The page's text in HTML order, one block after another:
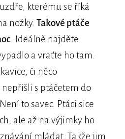
kterému se říká
nožky. Takové ptáče
. Ideálně najděte
a vraťte ho tam.
či něco
s ptáčetem do
to savec. Ptáci sice
ale až na výjimky ho
mláďat. Takže jim